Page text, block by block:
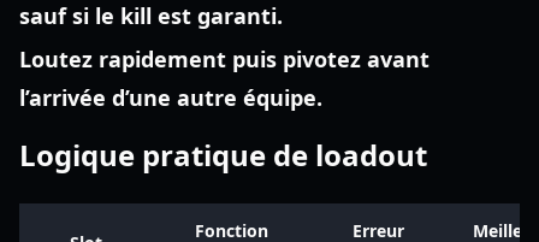
sauf si le kill est garanti.
Loutez rapidement puis pivotez avant
l’arrivée d’une autre équipe.
Logique pratique de loadout
Fonction
Erreur